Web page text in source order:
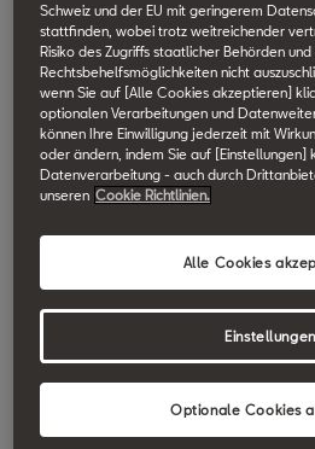
Schweiz und der EU mit geringerem
stattfinden, wobei trotz weitreichender
Risiko des Zugriffs staatlicher Behörden
Rechtsbehelfsmöglichkeiten nicht
wenn Sie auf [Alle Cookies akzeptieren]
optionalen Verarbeitungen und
können Ihre Einwilligung jederzeit mit
oder ändern, indem Sie auf [Einstellungen]
Datenverarbeitung - auch durch
unseren Cookie Richtlinien.
Optionale Cookies
Alle Cookies
Einstellungen